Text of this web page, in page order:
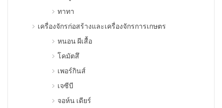
ทาทา
เครื่องจักรก่อสร้างและเครื่องจักรการเกษตร
หนอน ผีเสื้อ
โคมัตสึ
เพอร์กินส์
เจซีบี
จอห์น เดียร์